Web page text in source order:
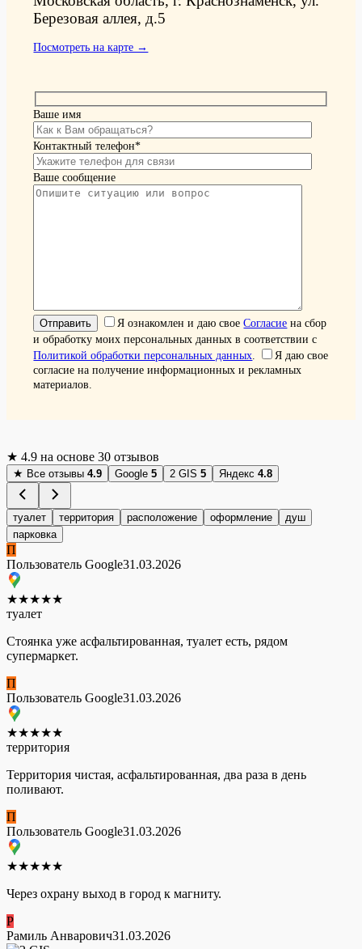
Березовая аллея, д.5
Посмотреть на карте →
Ваше имя
Контактный телефон*
Ваше сообщение
Я ознакомлен и даю своеСогласие на сбор
и обработку моих персональных данных в соответствии с
Политикой обработки персональных данных.
Я даю свое
согласие на получение информационных и рекламных
материалов.
★ 4.9 на основе 30 отзывов
★ Все отзывы 4.9 Google 5 2 GIS 5 Яндекс 4.8
туалет территория расположение оформление
душ
парковка
П
Пользователь Google31.03.2026
★★★★★
туалет
Стоянка уже асфальтированная, туалет есть, рядом
супермаркет.
П
Пользователь Google31.03.2026
★★★★★
территория
Территория чистая, асфальтированная, два раза в день
поливают.
П
Пользователь Google31.03.2026
★★★★★
Через охрану выход в город к магниту.
Р
Рамиль Анварович31.03.2026